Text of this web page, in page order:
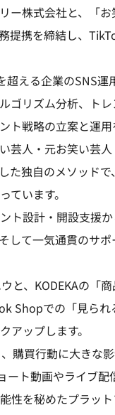
ー株式会社と、「
提携を締結し、
える企業のSNS
ゴリズム分析、ト
戦略の立案と運用
芸人・元お笑い芸
独自のメソッドで
います。
ト設計・開設支援
して一気通貫のサ
と、KODEKAの「
Shopでの「見ら
ップします。
購買行動に大きな
ト動画やライブ
を秘めたプラット